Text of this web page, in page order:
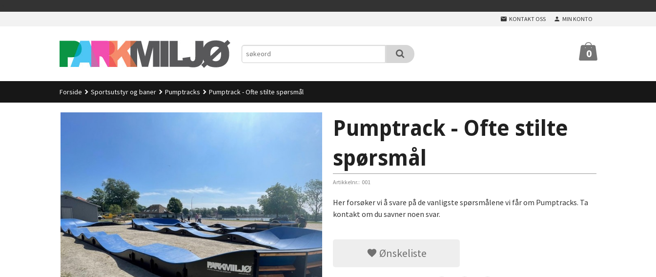
KONTAKT OSS MIN KONTO
0
Forside Sportsutstyr og baner Pumptracks Pumptrack - Ofte stilte spørsmål
Pumptrack - Ofte stilte
spørsmål
Artikkelnr.: 001
Her forsøker vi å svare på de vanligste spørsmålene vi får om Pumptracks. Ta
kontakt om du savner noen svar.
Ønskeliste